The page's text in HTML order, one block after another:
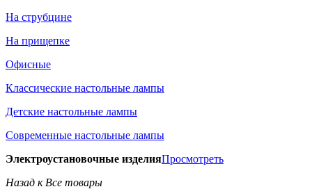
На струбцине
На прищепке
Офисные
Классические настольные лампы
Детские настольные лампы
Современные настольные лампы
Электроустановочные изделияПросмотреть
Назад к Все товары